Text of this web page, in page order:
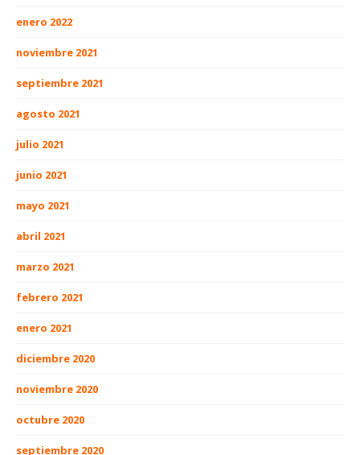
enero 2022
noviembre 2021
septiembre 2021
agosto 2021
julio 2021
junio 2021
mayo 2021
abril 2021
marzo 2021
febrero 2021
enero 2021
diciembre 2020
noviembre 2020
octubre 2020
septiembre 2020